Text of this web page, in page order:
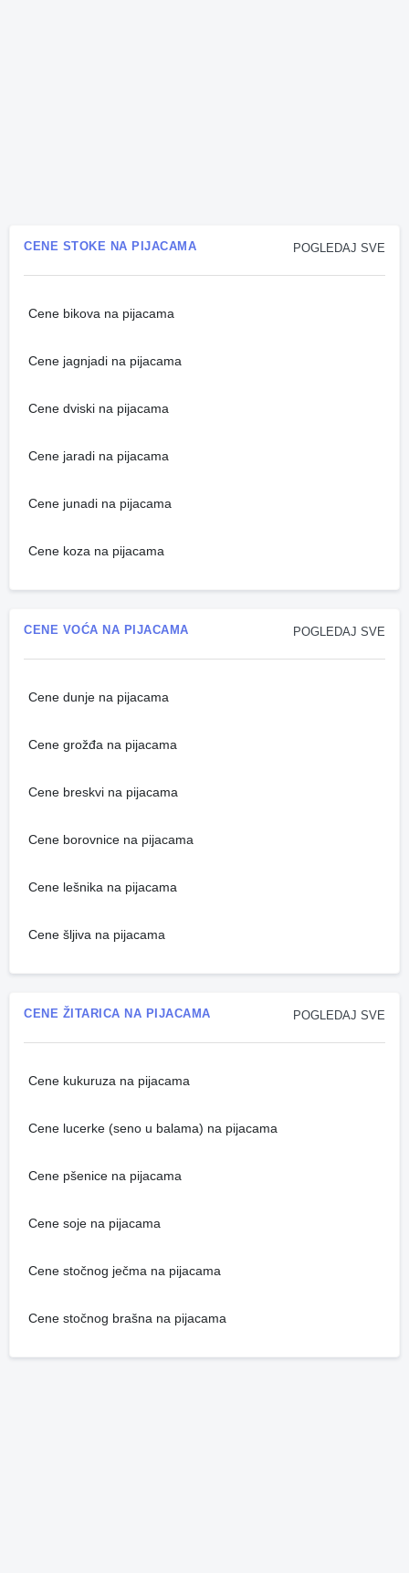
POGLEDAJ SVE
CENE STOKE NA PIJACAMA
Cene bikova na pijacama
Cene jagnjadi na pijacama
Cene dviski na pijacama
Cene jaradi na pijacama
Cene junadi na pijacama
Cene koza na pijacama
POGLEDAJ SVE
CENE VOĆA NA PIJACAMA
Cene dunje na pijacama
Cene grožđa na pijacama
Cene breskvi na pijacama
Cene borovnice na pijacama
Cene lešnika na pijacama
Cene šljiva na pijacama
POGLEDAJ SVE
CENE ŽITARICA NA PIJACAMA
Cene kukuruza na pijacama
Cene lucerke (seno u balama) na pijacama
Cene pšenice na pijacama
Cene soje na pijacama
Cene stočnog ječma na pijacama
Cene stočnog brašna na pijacama